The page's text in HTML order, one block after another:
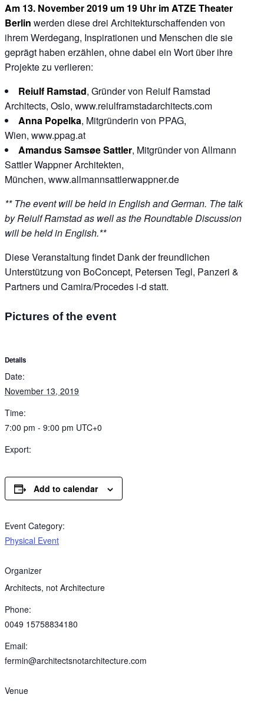
Am 13. November 2019 um 19 Uhr im ATZE Theater
Berlin werden diese drei Architekturschaffenden von
ihrem Werdegang, Inspirationen und Menschen die sie
geprägt haben erzählen, ohne dabei ein Wort über ihre
Projekte zu verlieren:
Reiulf Ramstad, Gründer von Reiulf Ramstad
Architects, Oslo, www.reiulframstadarchitects.com
Anna Popelka, Mitgründerin von PPAG,
Wien, www.ppag.at
Amandus Samsøe Sattler, Mitgründer von Allmann
Sattler Wappner Architekten,
München, www.allmannsattlerwappner.de
** The event will be held in English and German. The talk
by Reiulf Ramstad as well as the Roundtable Discussion
will be held in English.**
Diese Veranstaltung findet Dank der freundlichen
Unterstützung von BoConcept, Petersen Tegl, Panzeri &
Partners und Camira/Procedes i-d statt.
Pictures of the event
Details
Date:
November 13, 2019
Time:
7:00 pm - 9:00 pm UTC+0
Export:
Add to calendar
Event Category:
Physical Event
Venue
Organizer
Architects, not Architecture
Phone:
0049 15758834180
Email:
fermin@architectsnotarchitecture.com